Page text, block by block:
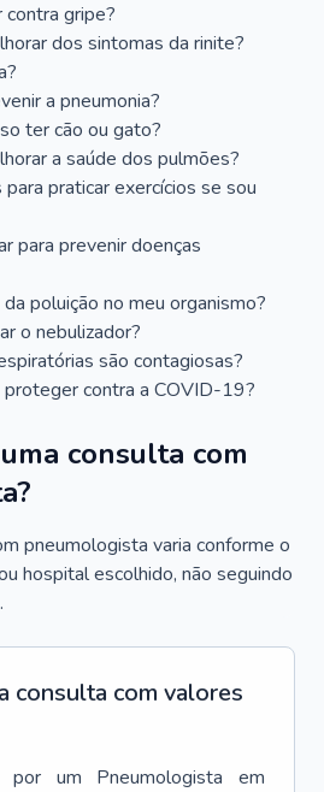
contra gripe?
dos sintomas da rinite?
a pneumonia?
ter cão ou gato?
a saúde dos pulmões?
praticar exercícios se sou
para prevenir doenças
poluição no meu organismo?
o nebulizador?
são contagiosas?
contra a COVID-19?
consulta com
pneumologista varia conforme o
hospital escolhido, não seguindo
consulta com valores
por um Pneumologista
em